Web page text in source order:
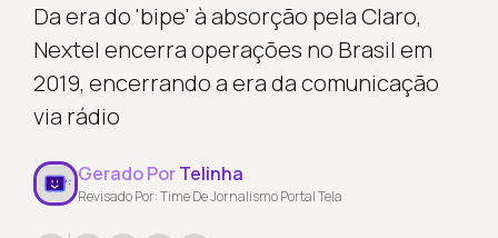
Da era do 'bipe' à absorção pela Claro,
Nextel encerra operações no Brasil em
2019, encerrando a era da comunicação
via rádio
Gerado PorTelinha
Revisado Por: Time De Jornalismo Portal Tela